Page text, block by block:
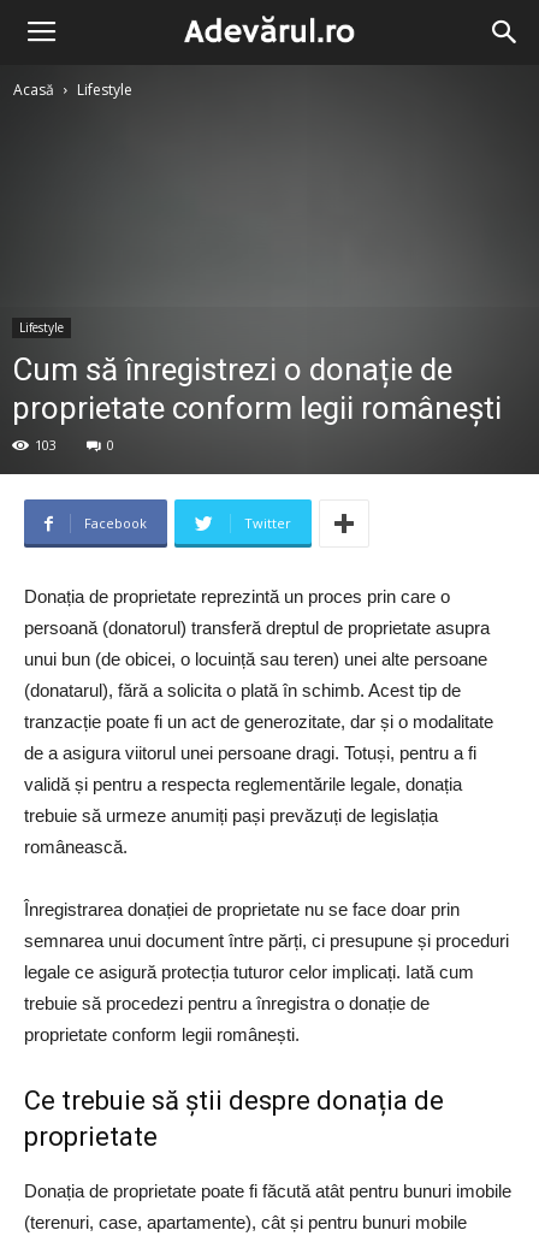
Acasă Lifestyle
Lifestyle
Cum să înregistrezi o donație de
proprietate conform legii românești
103 0
Facebook Twitter
Donația de proprietate reprezintă un proces prin care o
persoană (donatorul) transferă dreptul de proprietate asupra
unui bun (de obicei, o locuință sau teren) unei alte persoane
(donatarul), fără a solicita o plată în schimb. Acest tip de
tranzacție poate fi un act de generozitate, dar și o modalitate
de a asigura viitorul unei persoane dragi. Totuși, pentru a fi
validă și pentru a respecta reglementările legale, donația
trebuie să urmeze anumiți pași prevăzuți de legislația
românească.
Înregistrarea donației de proprietate nu se face doar prin
semnarea unui document între părți, ci presupune și proceduri
legale ce asigură protecția tuturor celor implicați. Iată cum
trebuie să procedezi pentru a înregistra o donație de
proprietate conform legii românești.
Ce trebuie să știi despre donația de
proprietate
Donația de proprietate poate fi făcută atât pentru bunuri imobile
(terenuri, case, apartamente), cât și pentru bunuri mobile